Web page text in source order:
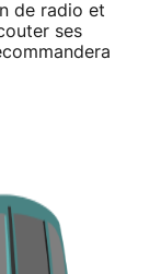
de radio et
ses